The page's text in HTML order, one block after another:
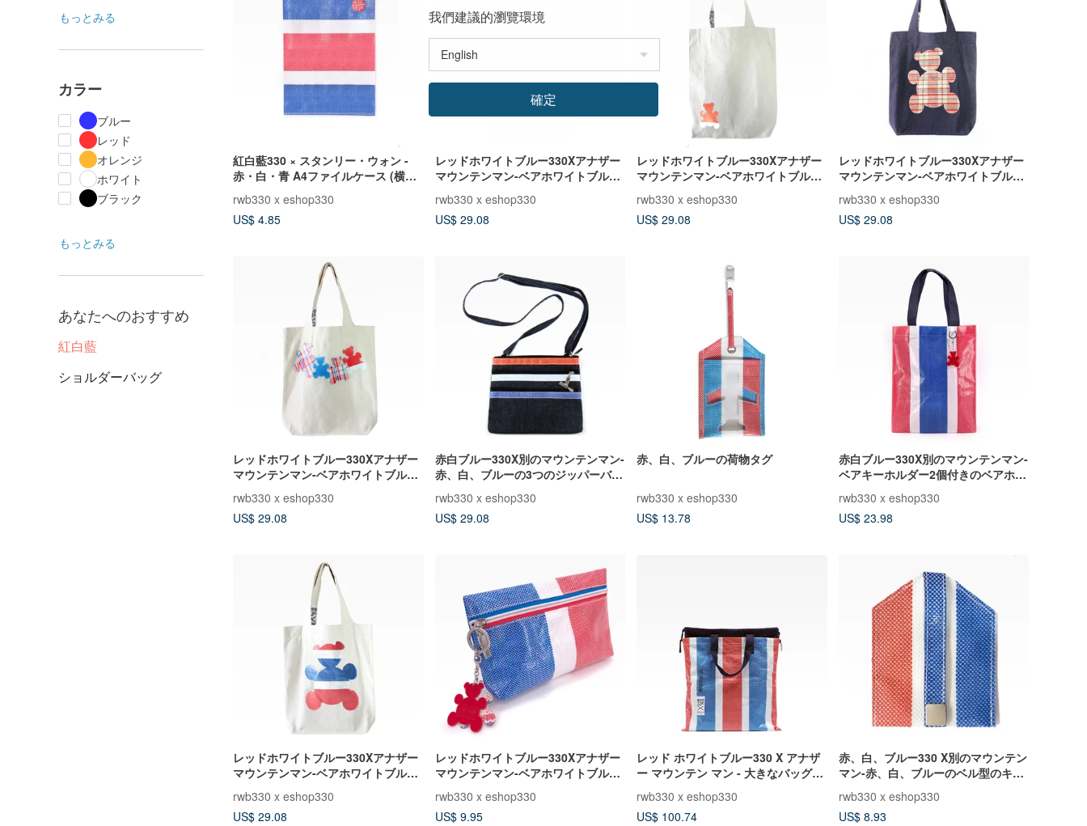
もっとみる
カラー
ブルー
レッド
オレンジ
ホワイト
ブラック
もっとみる
あなたへのおすすめ
紅白藍
ショルダーバッグ
紅白藍330 × スタンリー・ウォン -
赤・白・青 A4ファイルケース (横縞/
rwb330 x eshop330
US$ 4.85
レッドホワイトブルー330Xアナザー
マウンテンマン-ベアホワイトブルー
ック柄2
rwb330 x eshop330
US$ 29.08
レッドホワイトブルー330Xアナザー
マウンテンマン-ベアホワイトブルー
ド
rwb330 x eshop330
US$ 29.08
レッドホワイトブルー330Xアナザー
マウンテンマン-ベアホワイトブルー
カー
rwb330 x eshop330
US$ 29.08
レッドホワイトブルー330Xアナザー
マウンテンマン-ベアホワイトブルー
コットンバッグE（ベアフレンズ）
rwb330 x eshop330
US$ 29.08
赤白ブルー330X別のマウンテンマン-
赤、白、ブルーの3つのジッパーバッ
rwb330 x eshop330
US$ 29.08
赤、白、ブルーの荷物タグ
rwb330 x eshop330
US$ 13.78
赤白ブルー330X別のマウンテンマン-
ベアキーホルダー2個付きのベアホワ
イトとブルーのロングハンドハンド
ルバッグ（大）
rwb330 x eshop330
US$ 23.98
レッドホワイトブルー330Xアナザー
マウンテンマン-ベアホワイトブルー
コットンバッグA（ビッグベア）水平
パターン
rwb330 x eshop330
US$ 29.08
レッドホワイトブルー330Xアナザー
マウンテンマン-ベアホワイトブルー
ユニバーサルバッグ、ベアキーホル
ダー2個付き
rwb330 x eshop330
US$ 9.95
レッド ホワイトブルー330 X アナザ
ー マウンテン マン - 大きなバッグで
も (赤、白、ブルー)
rwb330 x eshop330
US$ 100.74
赤、白、ブルー330 X別のマウンテン
マン-赤、白、ブルーのベル型のキー
ケース
rwb330 x eshop330
US$ 8.93
我們建議的瀏覽環境
確定